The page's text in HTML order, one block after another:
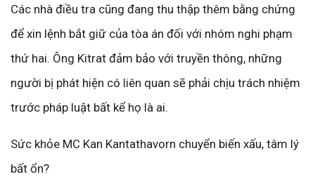
Các nhà điều tra cũng đang thu thập thêm bằng chứng
để xin lệnh bắt giữ của tòa án đối với nhóm nghi phạm
thứ hai. Ông Kitrat đảm bảo với truyền thông, những
người bị phát hiện có liên quan sẽ phải chịu trách nhiệm
trước pháp luật bất kể họ là ai.
Sức khỏe MC Kan Kantathavorn chuyển biến xấu, tâm lý
bất ổn?